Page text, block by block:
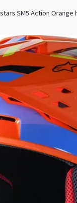
SM5 Action Orange